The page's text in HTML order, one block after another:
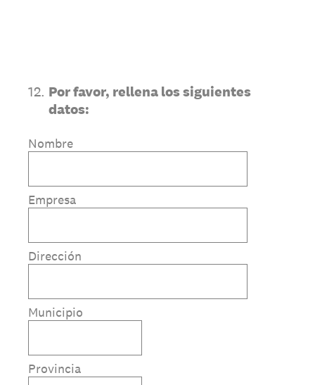
12. Por favor, rellena los siguientes
datos:
Nombre
Empresa
Dirección
Municipio
Provincia